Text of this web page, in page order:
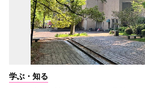
学ぶ・知る